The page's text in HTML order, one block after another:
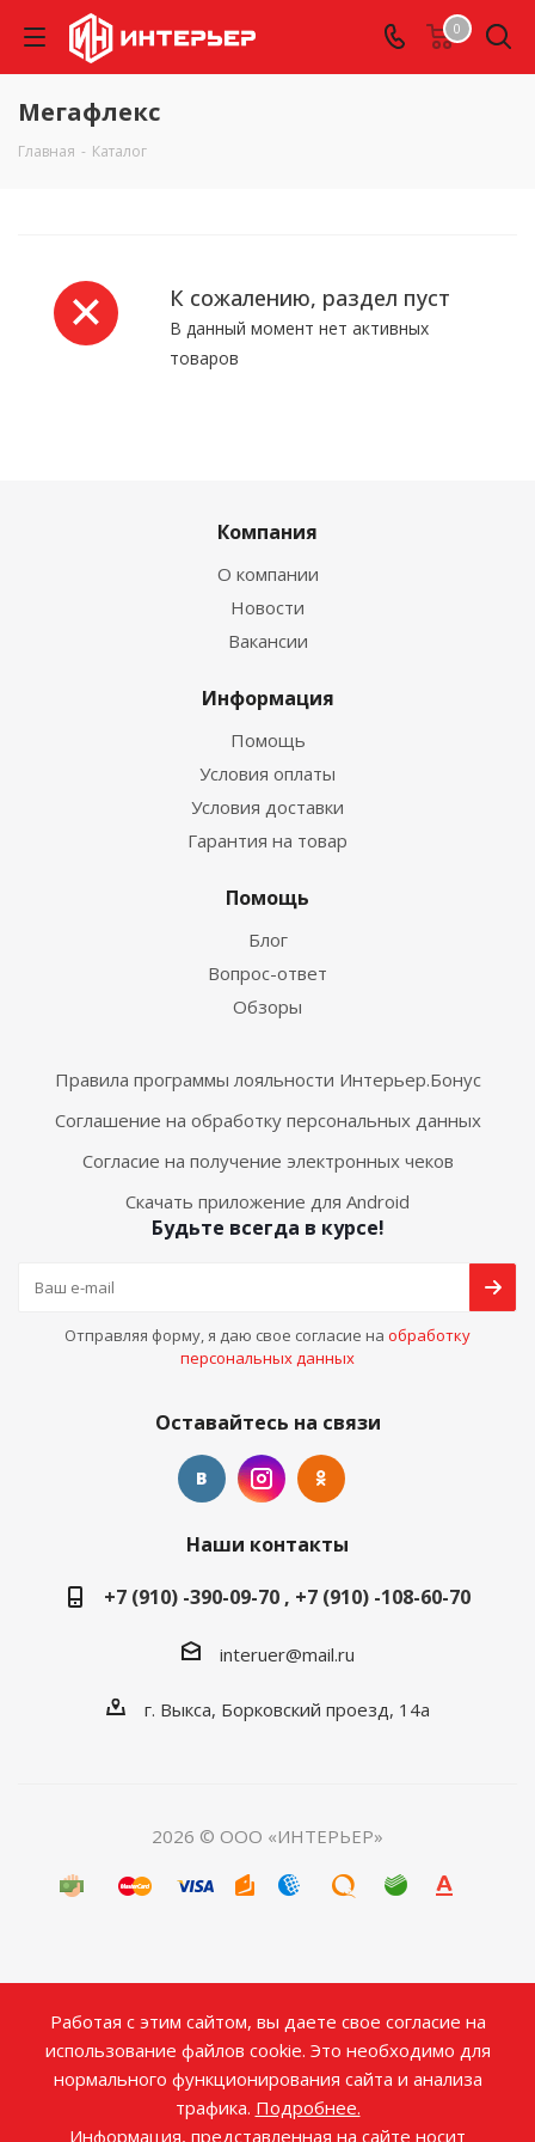
0
Мегафлекс
Главная - Каталог
К сожалению, раздел пуст
В данный момент нет активных
товаров
Компания
О компании
Новости
Вакансии
Информация
Помощь
Условия оплаты
Условия доставки
Гарантия на товар
Помощь
Блог
Вопрос-ответ
Обзоры
Правила программы лояльности Интерьер.Бонус
Соглашение на обработку персональных данных
Согласие на получение электронных чеков
Скачать приложение для Android
Будьте всегда в курсе!
Отправляя форму, я даю свое согласие на обработку
персональных данных
Оставайтесь на связи
Наши контакты
+7 (910) -390-09-70 , +7 (910) -108-60-70
interuer@mail.ru
г. Выкса, Борковский проезд, 14а
2026 © ООО «ИНТЕРЬЕР»
Работая с этим сайтом, вы даете свое согласие на
использование файлов cookie. Это необходимо для
нормального функционирования сайта и анализа
трафика. Подробнее.
Информация, представленная на сайте носит